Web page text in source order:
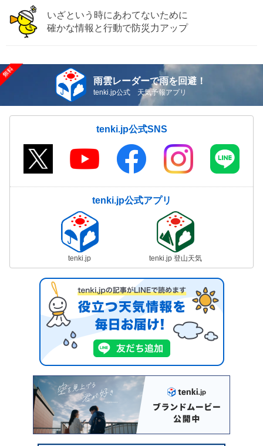
いざという時にあわてないために
確かな情報と行動で防災力アップ
雨雲レーダーで雨を回避！
tenki.jp公式 天気予報アプリ
tenki.jp公式SNS
tenki.jp公式アプリ
tenki.jp tenki.jp 登山天気